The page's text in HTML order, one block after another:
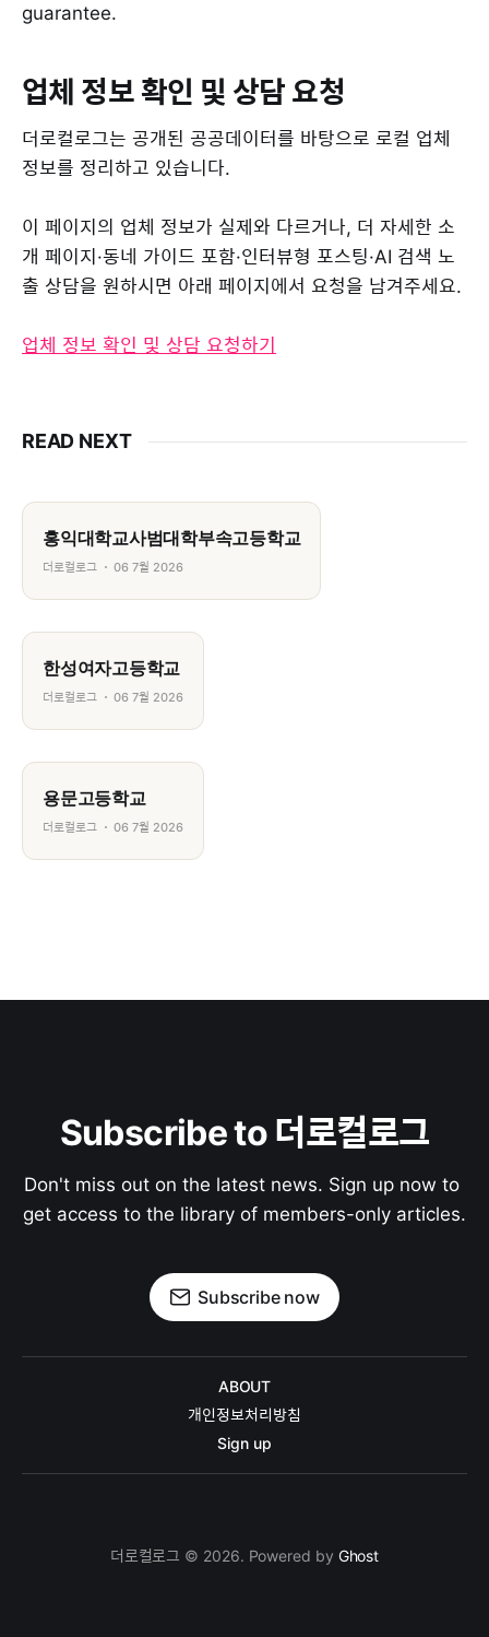
guarantee.
업체 정보 확인 및 상담 요청
더로컬로그는 공개된 공공데이터를 바탕으로 로컬 업체
정보를 정리하고 있습니다.
이 페이지의 업체 정보가 실제와 다르거나, 더 자세한 소
개 페이지·동네 가이드 포함·인터뷰형 포스팅·AI 검색 노
출 상담을 원하시면 아래 페이지에서 요청을 남겨주세요.
업체 정보 확인 및 상담 요청하기
READ NEXT
홍익대학교사범대학부속고등학교
더로컬로그 06 7월 2026
한성여자고등학교
더로컬로그 06 7월 2026
용문고등학교
더로컬로그 06 7월 2026
Subscribe to 더로컬로그
Don't miss out on the latest news. Sign up now to
get access to the library of members-only articles.
Subscribe now
ABOUT
개인정보처리방침
Sign up
더로컬로그 © 2026. Powered by Ghost